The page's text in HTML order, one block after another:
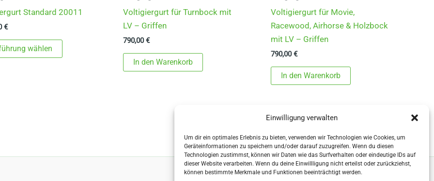
Einwilligung verwalten
Um dir ein optimales Erlebnis zu bieten, verwenden wir Technologien wie Cookies, um
Geräteinformationen zu speichern und/oder darauf zuzugreifen. Wenn du diesen
Technologien zustimmst, können wir Daten wie das Surfverhalten oder eindeutige IDs auf
dieser Website verarbeiten. Wenn du deine Einwillligung nicht erteilst oder zurückziehst,
können bestimmte Merkmale und Funktionen beeinträchtigt werden.
Standard 20011
€
wählen
Dieses
Produkt
Voltigiergurt für Turnbock mit
LV – Griffen
790,00€
In den Warenkorb
Voltigiergurt für Movie,
Racewood, Airhorse & Holzbock
mit LV – Griffen
790,00€
In den Warenkorb